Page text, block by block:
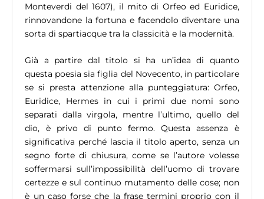
Monteverdi del 1607), il mito di Orfeo ed Euridice,
rinnovandone la fortuna e facendolo diventare una
sorta di spartiacque tra la classicità e la modernità.
Già a partire dal titolo si ha un’idea di quanto
questa poesia sia figlia del Novecento, in particolare
se si presta attenzione alla punteggiatura: Orfeo,
Euridice, Hermesin cui i primi due nomi sono
separati dalla virgola, mentre l’ultimo, quello del
dio, è privo di punto fermo. Questa assenza è
significativa perché lascia il titolo aperto, senza un
segno forte di chiusura, come se l’autore volesse
soffermarsi sull’impossibilità dell’uomo di trovare
certezze e sul continuo mutamento delle cose; non
è un caso forse che la frase termini proprio con il